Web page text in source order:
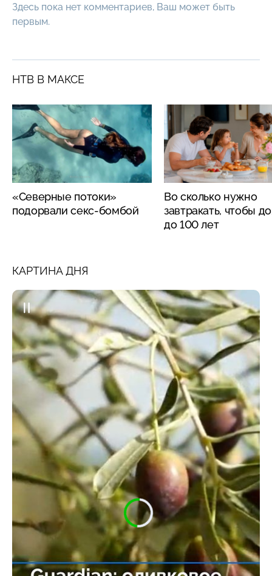
Здесь пока нет комментариев, Ваш может быть
первым.
НТВ В МАКСЕ
«Северные потоки»
подорвали секс-бомбой
Во сколько нужно
завтракать, чтобы
до 100 лет
КАРТИНА ДНЯ